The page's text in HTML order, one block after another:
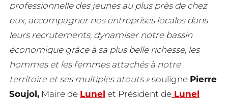
professionnelle des jeunes au plus près de chez
eux, accompagner nos entreprises locales dans
leurs recrutements, dynamiser notre bassin
économique grâce à sa plus belle richesse, les
hommes et les femmes attachés à notre
territoire et ses multiples atouts » souligne Pierre
Soujol, Maire de Lunel et Président de Lunel